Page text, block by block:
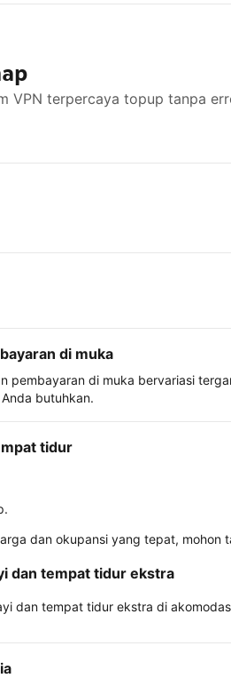
VPN terpercaya topup tanpa
di muka
pembayaran di muka bervariasi
butuhkan.
tidur
dan okupansi yang tepat,
dan tempat tidur ekstra
dan tempat tidur ekstra di